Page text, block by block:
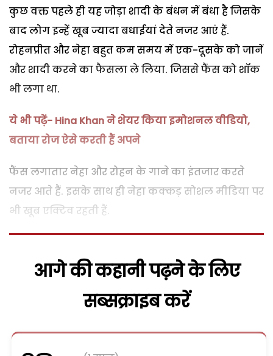
कुछ वक्त पहले ही यह जोड़ा शादी के बंधन में बंधा है जिसके
बाद लोग इन्हें खूब ज्यादा बधाईयां देते नजर आएं हैं.
रोहनप्रीत और नेहा बहुत कम समय में एक-दूसके को जानें
और शादी करने का फैसला ले लिया. जिससे फैंस को शॉक
भी लगा था.
ये भी पढ़ें- Hina Khan ने शेयर किया इमोशनल वीडियो,
बताया रोज ऐसे करती हैं अपने
फैंस लगातार नेहा और रोहन के गाने का इंतजार करते
नजर आते हैं. इसके साथ ही नेहा कक्कड़ सोशल मीडिया पर
भी खूब एक्टिव रहती हैं.
आगे की कहानी पढ़ने के लिए
सब्सक्राइब करें